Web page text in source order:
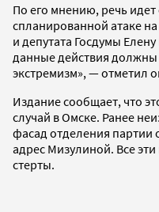
По его мнению, речь
спланированной атаке
и депутата Госдумы
данные действия
экстремизм», — отметил
Издание сообщает, что
случай в Омске. Ранее
фасад отделения
адрес Мизулиной. Все
стерты.